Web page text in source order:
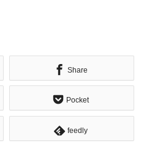
Share
Pocket
feedly